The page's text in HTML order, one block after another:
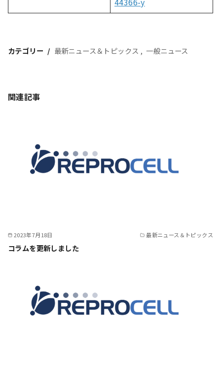
カテゴリー 最新ニュース＆トピックス 一般ニュース
関連記事
2023年7月18日 最新ニュース＆トピックス
コラムを更新しました